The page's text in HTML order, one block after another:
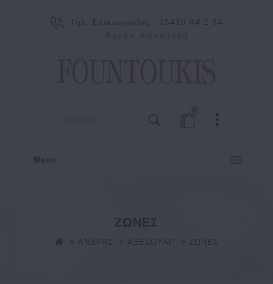
Τηλ. Επικοινωνίας : 25410 84 2 84
Menu
ΖΩΝΕΣ
ΑΝΔΡΑΣ ΑΞΕΣΟΥΑΡ ΖΩΝΕΣ